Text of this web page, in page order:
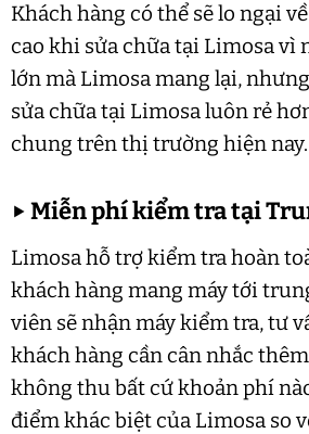
Khách hàng có thể sẽ lo ngại
cao khi sửa chữa tại Limosa vì
lớn mà Limosa mang lại,
sửa chữa tại Limosa luôn rẻ
chung trên thị trường hiện nay.
▶Miễn phí kiểm tra tại
Limosa hỗ trợ kiểm tra hoàn
khách hàng mang máy tới
viên sẽ nhận máy kiểm tra, tư
khách hàng cần cân nhắc
không thu bất cứ khoản phí
điểm khác biệt của Limosa so